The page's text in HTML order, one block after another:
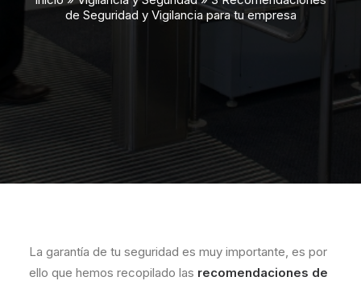
de Seguridad y Vigilancia para tu empresa
La garantía de tu seguridad es muy importante, es por
ello que hemos recopilado las recomendaciones de